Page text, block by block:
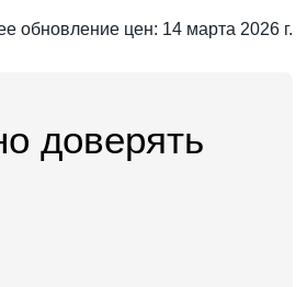
обновление цен: 14 марта 2026 г.
доверять